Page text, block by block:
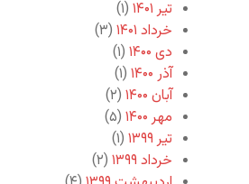
تیر ۱۴۰۱
(۱)
خرداد ۱۴۰۱
(۳)
دی ۱۴۰۰
(۱)
آذر ۱۴۰۰
(۱)
آبان ۱۴۰۰
(۲)
مهر ۱۴۰۰
(۵)
تیر ۱۳۹۹
(۱)
خرداد ۱۳۹۹
(۲)